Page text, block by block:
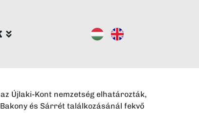
Újlaki-Kont nemzetség elhatározták,
és Sárrét találkozásánál fekvő